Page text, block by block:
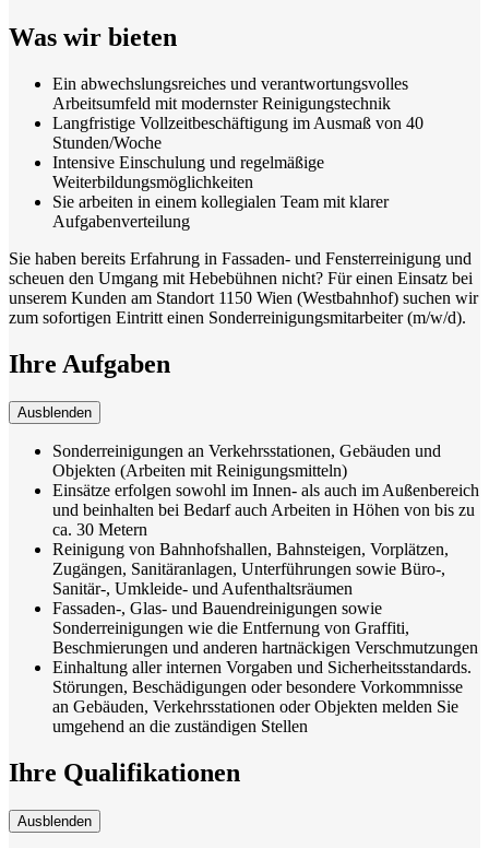
Was wir bieten
Ein abwechslungsreiches und verantwortungsvolles
Arbeitsumfeld mit modernster Reinigungstechnik
Langfristige Vollzeitbeschäftigung im Ausmaß von 40
Stunden/Woche
Intensive Einschulung und regelmäßige
Weiterbildungsmöglichkeiten
Sie arbeiten in einem kollegialen Team mit klarer
Aufgabenverteilung
Sie haben bereits Erfahrung in Fassaden- und Fensterreinigung und
scheuen den Umgang mit Hebebühnen nicht? Für einen Einsatz bei
unserem Kunden am Standort 1150 Wien (Westbahnhof) suchen wir
zum sofortigen Eintritt einen Sonderreinigungsmitarbeiter (m/w/d).
Ihre Aufgaben
Ausblenden
Sonderreinigungen an Verkehrsstationen, Gebäuden und
Objekten (Arbeiten mit Reinigungsmitteln)
Einsätze erfolgen sowohl im Innen- als auch im Außenbereich
und beinhalten bei Bedarf auch Arbeiten in Höhen von bis zu
ca. 30 Metern
Reinigung von Bahnhofshallen, Bahnsteigen, Vorplätzen,
Zugängen, Sanitäranlagen, Unterführungen sowie Büro-,
Sanitär-, Umkleide- und Aufenthaltsräumen
Fassaden-, Glas- und Bauendreinigungen sowie
Sonderreinigungen wie die Entfernung von Graffiti,
Beschmierungen und anderen hartnäckigen Verschmutzungen
Einhaltung aller internen Vorgaben und Sicherheitsstandards.
Störungen, Beschädigungen oder besondere Vorkommnisse
an Gebäuden, Verkehrsstationen oder Objekten melden Sie
umgehend an die zuständigen Stellen
Ihre Qualifikationen
Ausblenden